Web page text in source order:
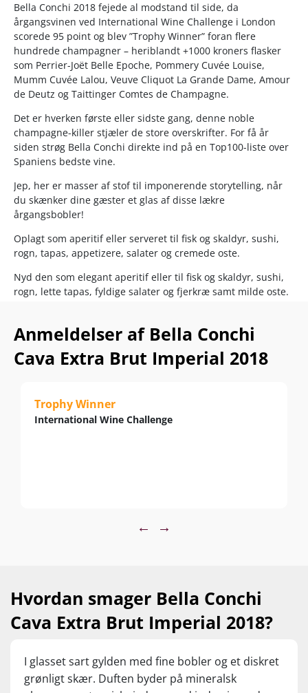
Bella Conchi 2018 fejede al modstand til side, da
årgangsvinen ved International Wine Challenge i London
scorede 95 point og blev ”Trophy Winner” foran flere
hundrede champagner – heriblandt +1000 kroners flasker
som Perrier-Joët Belle Epoche, Pommery Cuvée Louise,
Mumm Cuvée Lalou, Veuve Cliquot La Grande Dame, Amour
de Deutz og Taittinger Comtes de Champagne.
Det er hverken første eller sidste gang, denne noble
champagne-killer stjæler de store overskrifter. For få år
siden strøg Bella Conchi direkte ind på en Top100-liste over
Spaniens bedste vine.
Jep, her er masser af stof til imponerende storytelling, når
du skænker dine gæster et glas af disse lækre
årgangsbobler!
Oplagt som aperitif eller serveret til fisk og skaldyr, sushi,
rogn, tapas, appetizere, salater og cremede oste.
Nyd den som elegant aperitif eller til fisk og skaldyr, sushi,
rogn, lette tapas, fyldige salater og fjerkræ samt milde oste.
Anmeldelser af Bella Conchi
Cava Extra Brut Imperial 2018
Trophy Winner
International Wine Challenge
← →
Hvordan smager Bella Conchi
Cava Extra Brut Imperial 2018?
I glasset sart gylden med fine bobler og et diskret
grønligt skær. Duften byder på mineralsk